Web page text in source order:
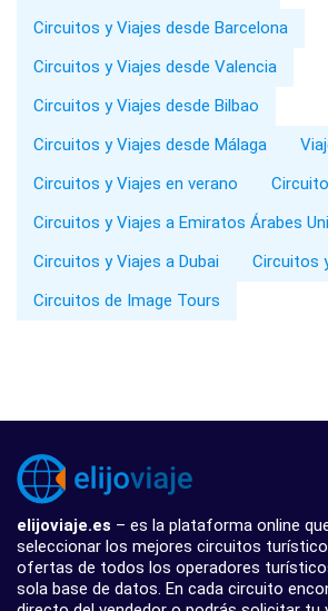
Circuitos y Viajes desde Barcelona
Circuitos y Viajes desde Valencia
Circuitos y Viajes desde Bilbao
Circuitos y Viajes desde Málaga
Circuitos y Viajes en verano
Circuitos y Viajes a Emiratos Árabes
Circuitos y Viajes a Dubai
Circuitos
Circuitos de Image Tours
elijoviaje.es – es la plataforma online
seleccionar los mejores circuitos
ofertas de todos los operadores
sola base de datos. En cada circuito